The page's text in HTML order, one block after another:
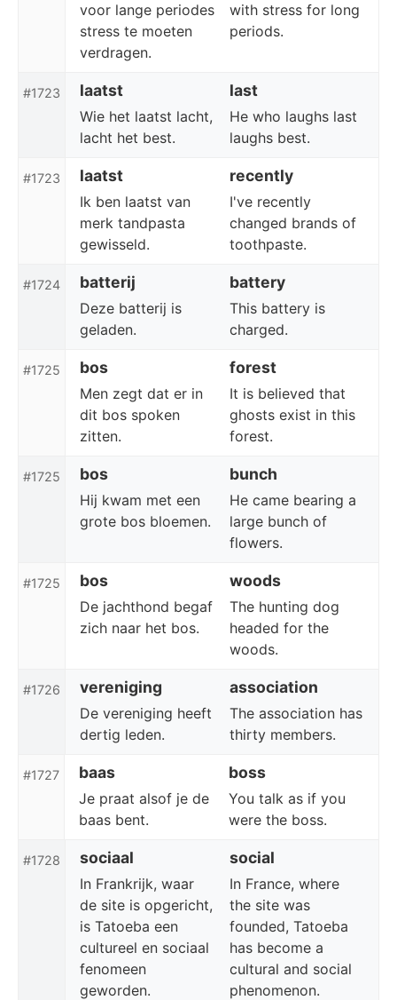
voor lange periodes
stress te moeten
verdragen.
with stress for long
periods.
#1723 laatst last
Wie het laatst lacht,
lacht het best.
He who laughs last
laughs best.
#1723 laatst recently
Ik ben laatst van
merk tandpasta
gewisseld.
I've recently
changed brands of
toothpaste.
#1724 batterij battery
Deze batterij is
geladen.
This battery is
charged.
#1725 bos forest
Men zegt dat er in
dit bos spoken
zitten.
It is believed that
ghosts exist in this
forest.
#1725 bos bunch
Hij kwam met een
grote bos bloemen.
He came bearing a
large bunch of
flowers.
#1725 bos woods
De jachthond begaf
zich naar het bos.
The hunting dog
headed for the
woods.
#1726 vereniging association
De vereniging heeft
dertig leden.
The association has
thirty members.
#1727 baas boss
Je praat alsof je de
baas bent.
You talk as if you
were the boss.
#1728 sociaal social
In Frankrijk, waar
de site is opgericht,
is Tatoeba een
cultureel en sociaal
fenomeen
geworden.
In France, where
the site was
founded, Tatoeba
has become a
cultural and social
phenomenon.